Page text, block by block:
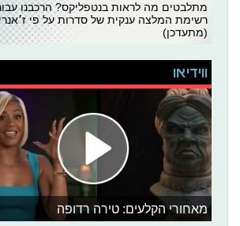
מתלבטים מה לראות בנטפליקס? הרכבנו
רשימת המלצה ענקית של סדרות על פי
(מתעדכן)
ווידיאו
מאחורי הקלעים: טירה רדופה